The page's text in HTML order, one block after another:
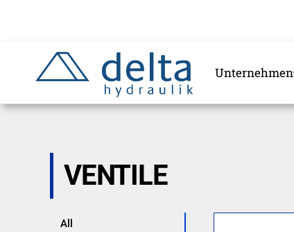
Hauptinhalt
springen
Unternehmen
VENTILE
All